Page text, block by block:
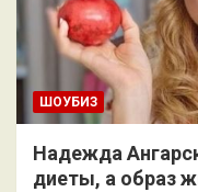
ШОУБИЗ
Надежда
диеты, а образ